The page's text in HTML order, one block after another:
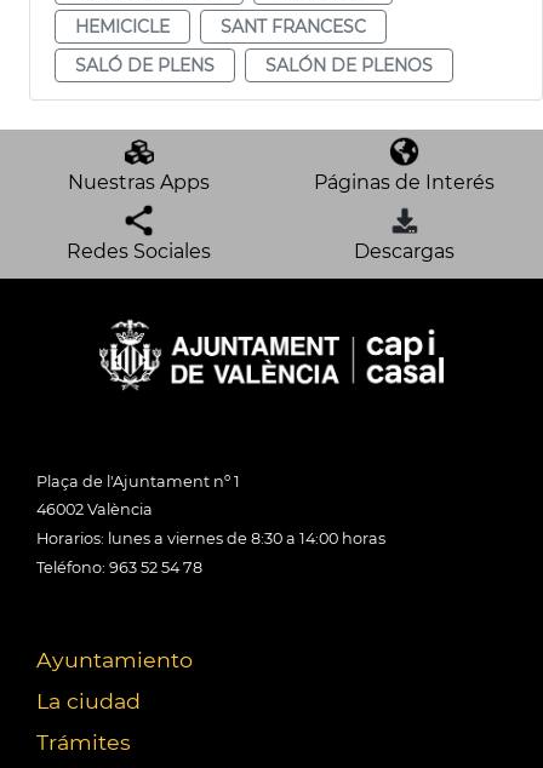
HEMICICLE
SANT FRANCESC
SALÓ DE PLENS
SALÓN DE PLENOS
Nuestras Apps Páginas de Interés
Redes Sociales Descargas
Plaça de l'Ajuntament nº 1
46002 València
Horarios: lunes a viernes de 8:30 a 14:00 horas
Teléfono: 963 52 54 78
Ayuntamiento
La ciudad
Trámites